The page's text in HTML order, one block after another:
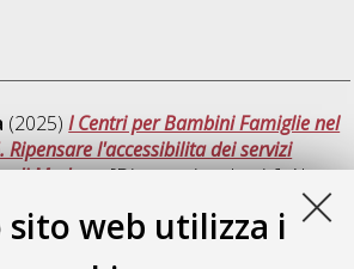
sito web utilizza i
(2025)I Centri per Bambini Famiglie nel
l'accessibilita dei servizi
di Modena, [Dissertation thesis], Alma
di Bologna. Dottorato di ricerca in
, 37 Ciclo.